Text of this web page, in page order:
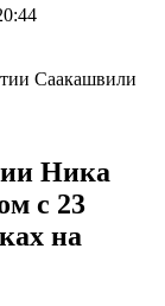
Ника
с 23
на